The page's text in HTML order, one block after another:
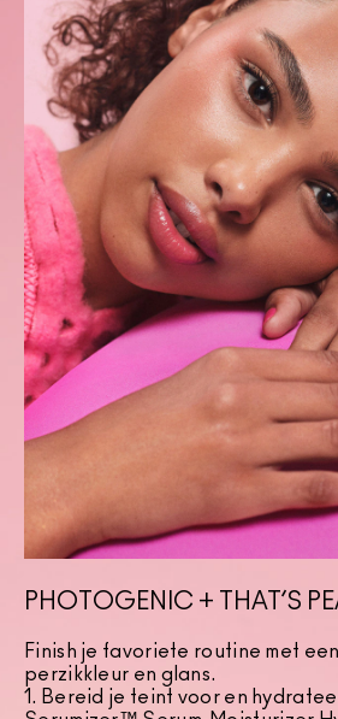
PHOTOGENIC + THAT’S
Finish je favoriete routine met
perzikkleur en glans.
1. Bereid je teint voor en